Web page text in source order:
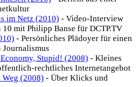
im Netz (2010) - Video-Interview
mit Philipp Banse für DCTP.TV
- Persönliches Plädoyer für einen
Stupid! (2008) - Kleines
rechtliches Internetangebot
(2008) - Über Klicks und